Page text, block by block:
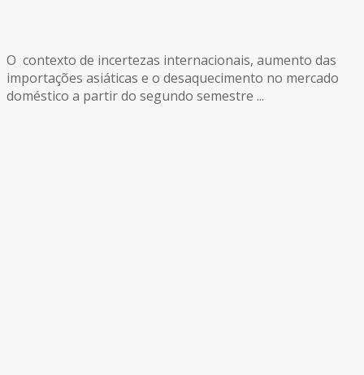
O contexto de incertezas internacionais, aumento das
importações asiáticas e o desaquecimento no mercado
doméstico a partir do segundo semestre ...